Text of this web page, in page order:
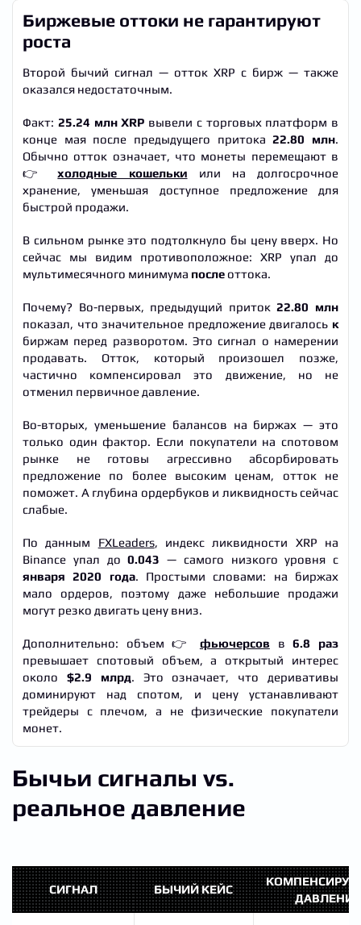
Биржевые оттоки не гарантируют
роста
Второй бычий сигнал — отток XRP с бирж — также
оказался недостаточным.
Факт: 25.24 млн XRP вывели с торговых платформ в
конце мая после предыдущего притока22.80 млн.
Обычно отток означает, что монеты перемещают в
👉холодные кошельки или на долгосрочное
хранение, уменьшая доступное предложение для
быстрой продажи.
В сильном рынке это подтолкнуло бы цену вверх. Но
сейчас мы видим противоположное: XRP упал до
мультимесячного минимума послеоттока.
Почему? Во-первых, предыдущий приток22.80 млн
показал, что значительное предложение двигалось к
биржам перед разворотом. Это сигнал о намерении
продавать. Отток, который произошел позже,
частично компенсировал это движение, но не
отменил первичное давление.
Во-вторых, уменьшение балансов на биржах — это
только один фактор. Если покупатели на спотовом
рынке не готовы агрессивно абсорбировать
предложение по более высоким ценам, отток не
поможет. А глубина ордербуков и ликвидность сейчас
слабые.
По данным FXLeaders, индекс ликвидности XRP на
Binance упал до0.043 — самого низкого уровня с
января 2020 года. Простыми словами: на биржах
мало ордеров, поэтому даже небольшие продажи
могут резко двигать цену вниз.
Дополнительно: объем 👉 фьючерсов в6.8 раз
превышает спотовый объем, а открытый интерес
около $2.9 млрд. Это означает, что деривативы
доминируют над спотом, и цену устанавливают
трейдеры с плечом, а не физические покупатели
монет.
Бычьи сигналы vs.
реальное давление
СИГНАЛ БЫЧИЙ КЕЙС
ДАВЛЕНИЕ